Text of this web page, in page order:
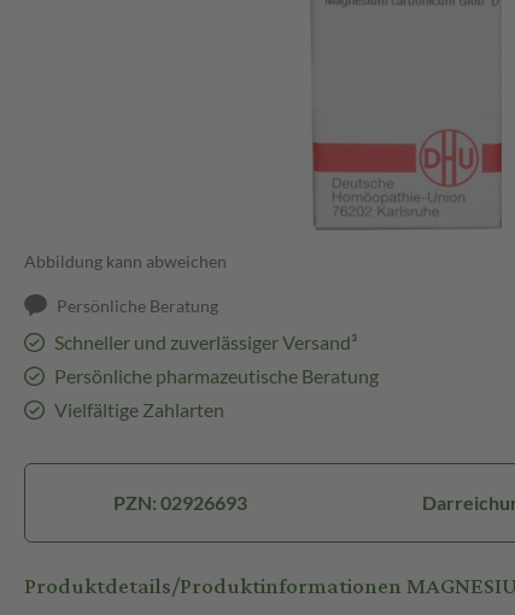
Abbildung kann abweichen
Persönliche Beratung
Schneller und zuverlässiger Versand³
Persönliche pharmazeutische Beratung
Vielfältige Zahlarten
PZN: 02926693
Produktdetails/Produktinformationen